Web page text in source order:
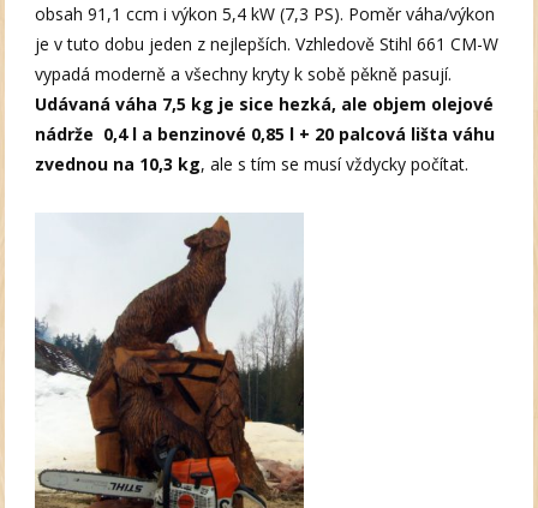
obsah 91,1 ccm i výkon 5,4 kW (7,3 PS). Poměr váha/výkon
je v tuto dobu jeden z nejlepších. Vzhledově Stihl 661 CM-W
vypadá moderně a všechny kryty k sobě pěkně pasují.
Udávaná váha 7,5 kg je sice hezká, ale objem olejové
nádrže 0,4 l a benzinové 0,85 l + 20 palcová lišta váhu
zvednou na 10,3 kg, ale s tím se musí vždycky počítat.